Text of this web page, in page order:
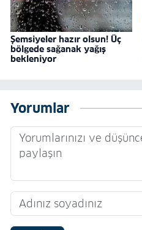
Şemsiyeler hazır olsun! Üç
bölgede sağanak yağış
bekleniyor
Yorumlar